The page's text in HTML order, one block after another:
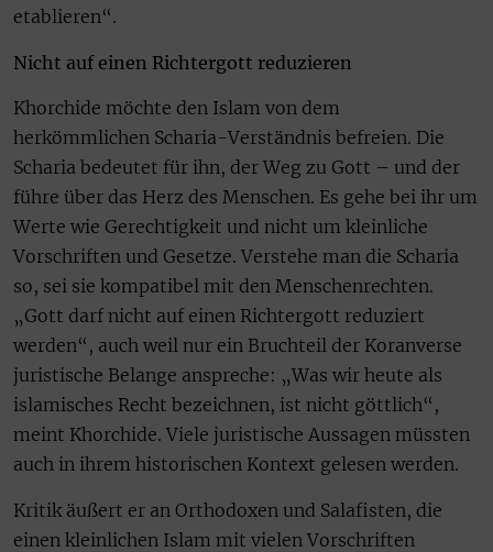
etablieren“.
Nicht auf einen Richtergott reduzieren
Khorchide möchte den Islam von dem
herkömmlichen Scharia-Verständnis befreien. Die
Scharia bedeutet für ihn, der Weg zu Gott – und der
führe über das Herz des Menschen. Es gehe bei ihr um
Werte wie Gerechtigkeit und nicht um kleinliche
Vorschriften und Gesetze. Verstehe man die Scharia
so, sei sie kompatibel mit den Menschenrechten.
„Gott darf nicht auf einen Richtergott reduziert
werden“, auch weil nur ein Bruchteil der Koranverse
juristische Belange anspreche: „Was wir heute als
islamisches Recht bezeichnen, ist nicht göttlich“,
meint Khorchide. Viele juristische Aussagen müssten
auch in ihrem historischen Kontext gelesen werden.
Kritik äußert er an Orthodoxen und Salafisten, die
einen kleinlichen Islam mit vielen Vorschriften